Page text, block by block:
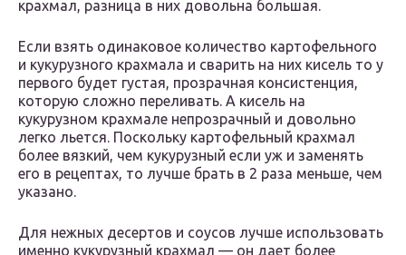
крахмал, разница в них довольна большая.
Если взять одинаковое количество картофельного
и кукурузного крахмала и сварить на них кисель то у
первого будет густая, прозрачная консистенция,
которую сложно переливать. А кисель на
кукурузном крахмале непрозрачный и довольно
легко льется. Поскольку картофельный крахмал
более вязкий, чем кукурузный если уж и заменять
его в рецептах, то лучше брать в 2 раза меньше, чем
указано.
Для нежных десертов и соусов лучше использовать
именно кукурузный крахмал — он дает более